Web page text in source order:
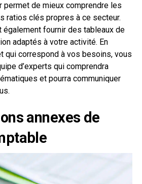
permet de mieux comprendre les
ratios clés propres à ce secteur.
également fournir des tableaux de
adaptés à votre activité. En
qui correspond à vos besoins, vous
d’experts qui comprendra
et pourra communiquer
annexes de